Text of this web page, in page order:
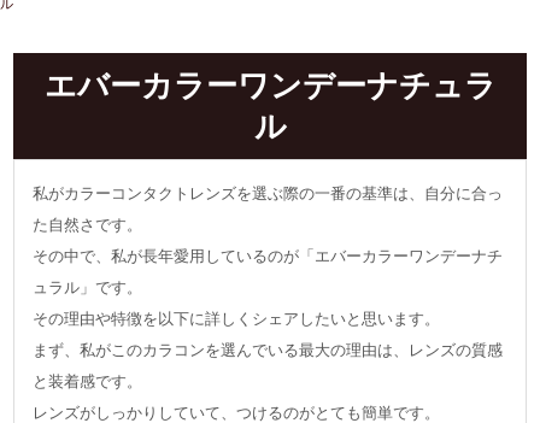
ル
エバーカラーワンデーナチュラ
ル
私がカラーコンタクトレンズを選ぶ際の一番の基準は、自分に合っ
た自然さです。
その中で、私が長年愛用しているのが「エバーカラーワンデーナチ
ュラル」です。
その理由や特徴を以下に詳しくシェアしたいと思います。
まず、私がこのカラコンを選んでいる最大の理由は、レンズの質感
と装着感です。
レンズがしっかりしていて、つけるのがとても簡単です。